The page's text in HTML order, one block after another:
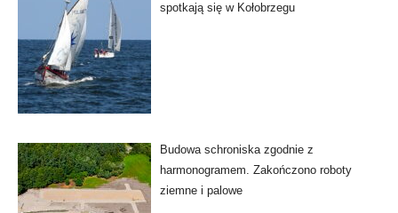
spotkają się w Kołobrzegu
Budowa schroniska zgodnie z
harmonogramem. Zakończono roboty
ziemne i palowe